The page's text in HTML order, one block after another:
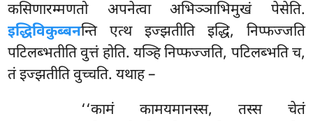
कसिणारम्मणतो अपनेत्वा अभिञ्ञाभिमुखं पेसेति.
इद्धिविकुब्बनन्ति एत्थ इज्झतीति इद्धि, निप्फज्जति
पटिलब्भतीति वुत्तं होति. यञ्हि निप्फज्जति, पटिलब्भति च,
तं इज्झतीति वुच्चति. यथाह –
‘‘कामं कामयमानस्स, तस्स चेतं